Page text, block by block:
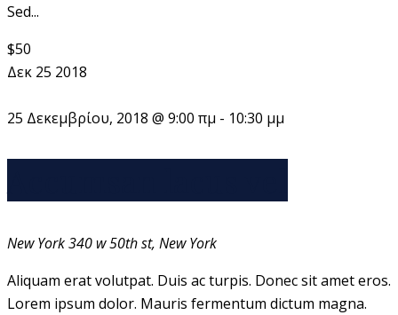
Sed...
$50
Δεκ 25 2018
25 Δεκεμβρίου, 2018 @ 9:00 πμ - 10:30 μμ
New York340 w 50th st, New York
Aliquam erat volutpat. Duis ac turpis. Donec sit amet eros.
Lorem ipsum dolor. Mauris fermentum dictum magna.